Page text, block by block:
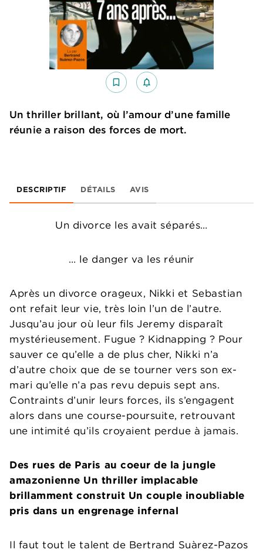
bookmark_border notifications_none_outlined
Un thriller brillant, où l’amour d’une famille
réunie a raison des forces de mort.
DESCRIPTIF DÉTAILS AVIS
Un divorce les avait séparés…
… le danger va les réunir
Après un divorce orageux, Nikki et Sebastian
ont refait leur vie, très loin l’un de l’autre.
Jusqu’au jour où leur fils Jeremy disparaît
mystérieusement. Fugue ? Kidnapping ? Pour
sauver ce qu’elle a de plus cher, Nikki n’a
d’autre choix que de se tourner vers son ex-
mari qu’elle n’a pas revu depuis sept ans.
Contraints d’unir leurs forces, ils s’engagent
alors dans une course-poursuite, retrouvant
une intimité qu’ils croyaient perdue à jamais.
Des rues de Paris au coeur de la jungle
amazonienne Un thriller implacable
brillamment construit Un couple inoubliable
pris dans un engrenage infernal
Il faut tout le talent de Bertrand Suàrez-Pazos